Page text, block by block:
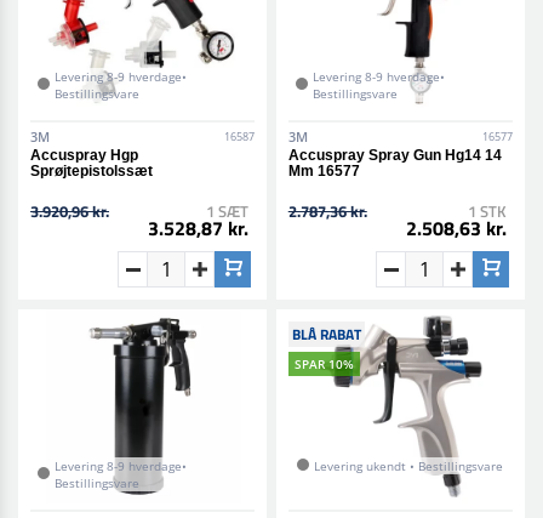
Levering 8-9 hverdage•
Bestillingsvare
3M 16587
Accuspray Hgp
Sprøjtepistolssæt
3.920,96 kr. 1 SÆT
3.528,87 kr.
Levering 8-9 hverdage•
Bestillingsvare
3M 16577
Accuspray Spray Gun Hg14 14
Mm 16577
2.787,36 kr. 1 STK
2.508,63 kr.
Levering 8-9 hverdage•
Bestillingsvare
BLÅ RABAT
SPAR 10%
Levering ukendt • Bestillingsvare